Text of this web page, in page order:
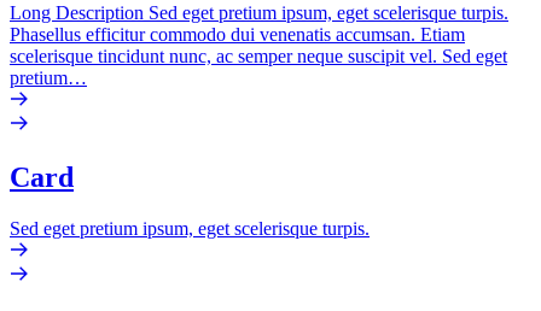
Long Description Sed eget pretium ipsum, eget scelerisque turpis.
Phasellus efficitur commodo dui venenatis accumsan. Etiam
scelerisque tincidunt nunc, ac semper neque suscipit vel. Sed eget
pretium…
Card
Sed eget pretium ipsum, eget scelerisque turpis.